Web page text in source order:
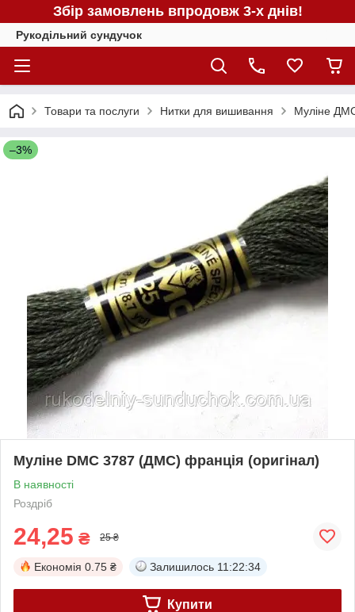
Збір замовлень впродовж 3-х днів!
Рукодільний сундучок
Товари та послуги Нитки для вишивання Муліне
–3%
Муліне DMC 3787 (ДМС) франція (оригінал)
В наявності
Роздріб
24,25 ₴ 25 ₴
Економія 0.75 ₴ Залишилось 11:22:33
Купити